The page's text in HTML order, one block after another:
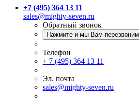
+7 (495) 364 13 11
sales@mighty-seven.ru
Обратный звонок
Нажмите и мы Вам перезвоним
Телефон
+ 7 (495) 364 13 11
Эл. почта
sales@mighty-seven.ru